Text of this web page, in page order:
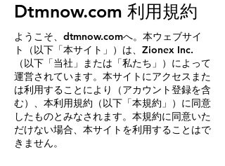
Dtmnow.com 利用規約
​ようこそ、dtmnow.comへ。本ウェブサイ
ト（以下「本サイト」）は、Zionex Inc.
（以下「当社」または「私たち」）によって
運営されています。本サイトにアクセスまた
は利用することにより（アカウント登録を含
む）、本利用規約（以下「本規約」）に同意
したものとみなされます。本規約に同意いた
だけない場合、本サイトを利用することはで
きません。